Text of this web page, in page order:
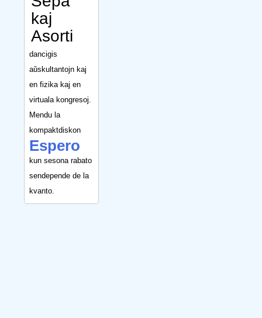
kaj
Asorti
dancigis
aŭskultantojn kaj
en fizika kaj en
virtuala kongresoj.
Mendu la
kompaktdiskon
Espero
kun sesona rabato
sendepende de la
kvanto.